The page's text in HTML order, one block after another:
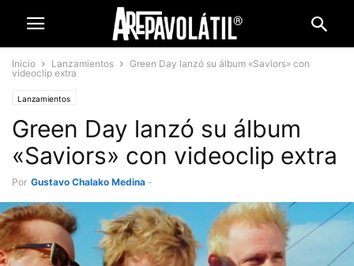
Inicio Lanzamientos
Green Day lanzó su álbum «Saviors» con
videoclip extra
Lanzamientos
Green Day lanzó su álbum
«Saviors» con videoclip extra
Por Gustavo Chalako Medina -